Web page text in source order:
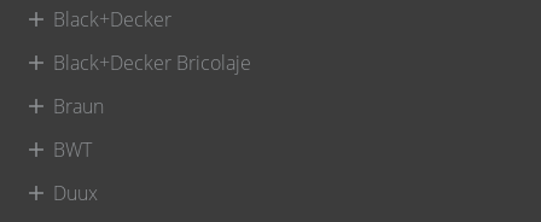
Black+Decker
Black+Decker Bricolaje
Braun
BWT
Duux